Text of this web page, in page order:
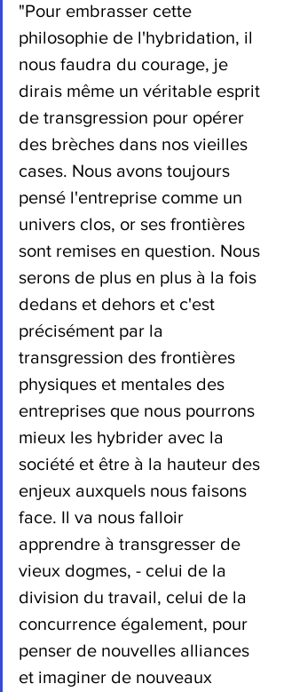
"Pour embrasser cette
philosophie de l'hybridation, il
nous faudra du courage, je
dirais même un véritable esprit
de transgression pour opérer
des brèches dans nos vieilles
cases. Nous avons toujours
pensé l'entreprise comme un
univers clos, or ses frontières
sont remises en question. Nous
serons de plus en plus à la fois
dedans et dehors et c'est
précisément par la
transgression des frontières
physiques et mentales des
entreprises que nous pourrons
mieux les hybrider avec la
société et être à la hauteur des
enjeux auxquels nous faisons
face. Il va nous falloir
apprendre à transgresser de
vieux dogmes, - celui de la
division du travail, celui de la
concurrence également, pour
penser de nouvelles alliances
et imaginer de nouveaux